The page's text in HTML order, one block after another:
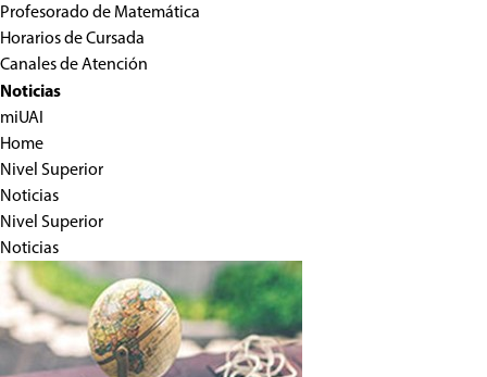
Profesorado de Matemática
Horarios de Cursada
Canales de Atención
Noticias
miUAI
Home
Nivel Superior
Noticias
Nivel Superior
Noticias